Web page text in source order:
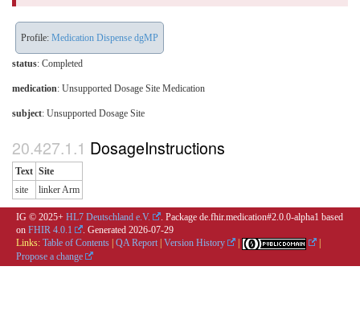
Profile: Medication Dispense dgMP
status: Completed
medication: Unsupported Dosage Site Medication
subject: Unsupported Dosage Site
DosageInstructions
Text Site
site
linker Arm
IG © 2025+ HL7 Deutschland e.V.
. Package de.fhir.medication#2.0.0-alpha1 based
on FHIR 4.0.1 . Generated 2026-07-29
Links: Table of Contents | QA Report | Version History |
|
Propose a change